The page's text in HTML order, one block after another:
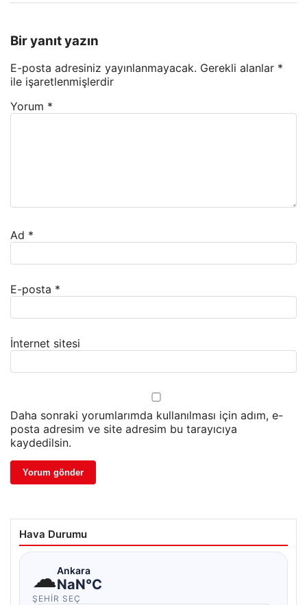
Bir yanıt yazın
E-posta adresiniz yayınlanmayacak. Gerekli alanlar *
ile işaretlenmişlerdir
Yorum *
Ad *
E-posta *
İnternet sitesi
Daha sonraki yorumlarımda kullanılması için adım, e-
posta adresim ve site adresim bu tarayıcıya
kaydedilsin.
Hava Durumu
☁Ankara
NaN°C
ŞEHIR SEÇ